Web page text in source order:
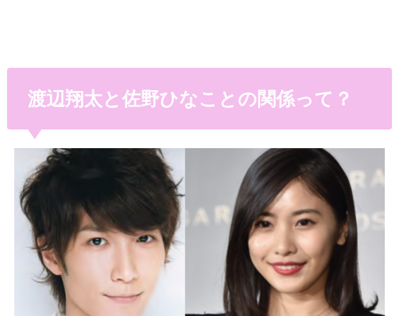
渡辺翔太と佐野ひなことの関係って？